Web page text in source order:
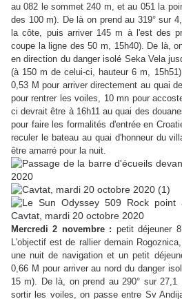
au 082 le sommet 240 m, et au 051 la
des 100 m). De là on prend au 319° sur
la côte, puis arriver 145 m à l'est des
coupe la ligne des 50 m, 15h40). De là,
en direction du danger isolé Seka Vela
(à 150 m de celui-ci, hauteur 6 m,
0,53 M pour arriver directement au quai
pour rentrer les voiles, 10 mn pour
ci devrait être à 16h11 au quai des
pour faire les formalités d'entrée en
reculer le bateau au quai d'honneur du
être amarré pour la nuit.
Mercredi 2 novembre : petit déjeuner
L'objectif est de rallier demain
une nuit de navigation et un petit
0,66 M pour arriver au nord du danger
15 m). De là, on prend au 290° sur
sortir les voiles, on passe entre Sv